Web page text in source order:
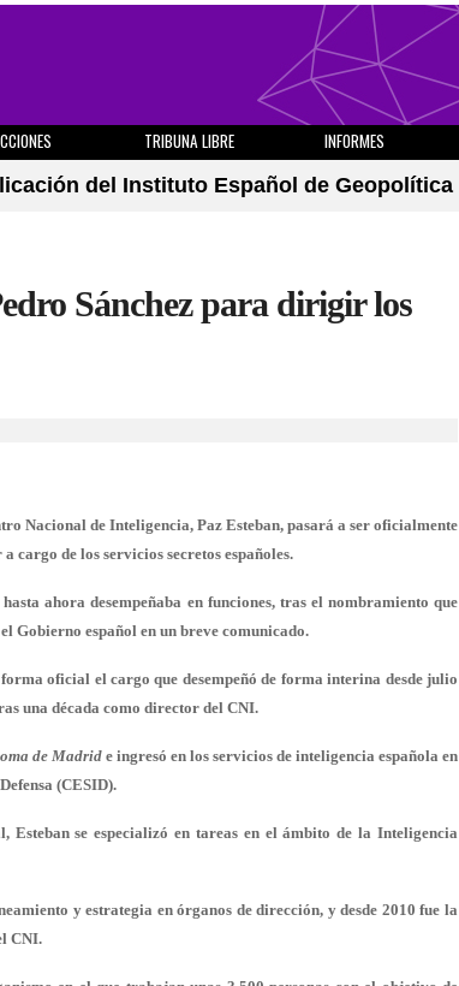
TRIBUNA LIBRE INFORMES
del Instituto Español de Geopolítica
Sánchez para dirigir los
Nacional de Inteligencia, Paz Esteban, pasará a ser oficialmente
cargo de los servicios secretos españoles.
ahora desempeñaba en funciones, tras el nombramiento que
Gobierno español en un breve comunicado.
oficial el cargo que desempeñó de forma interina desde julio
una década como director del CNI.
de Madrid e ingresó en los servicios de inteligencia española en
(CESID).
se especializó en tareas en el ámbito de la Inteligencia
y estrategia en órganos de dirección, y desde 2010 fue la
CNI.